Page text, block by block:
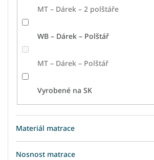
MT – Dárek – 2 polštáře
WB – Dárek – Polštář
MT – Dárek – Polštář
Vyrobené na SK
Materiál matrace
Nosnost matrace